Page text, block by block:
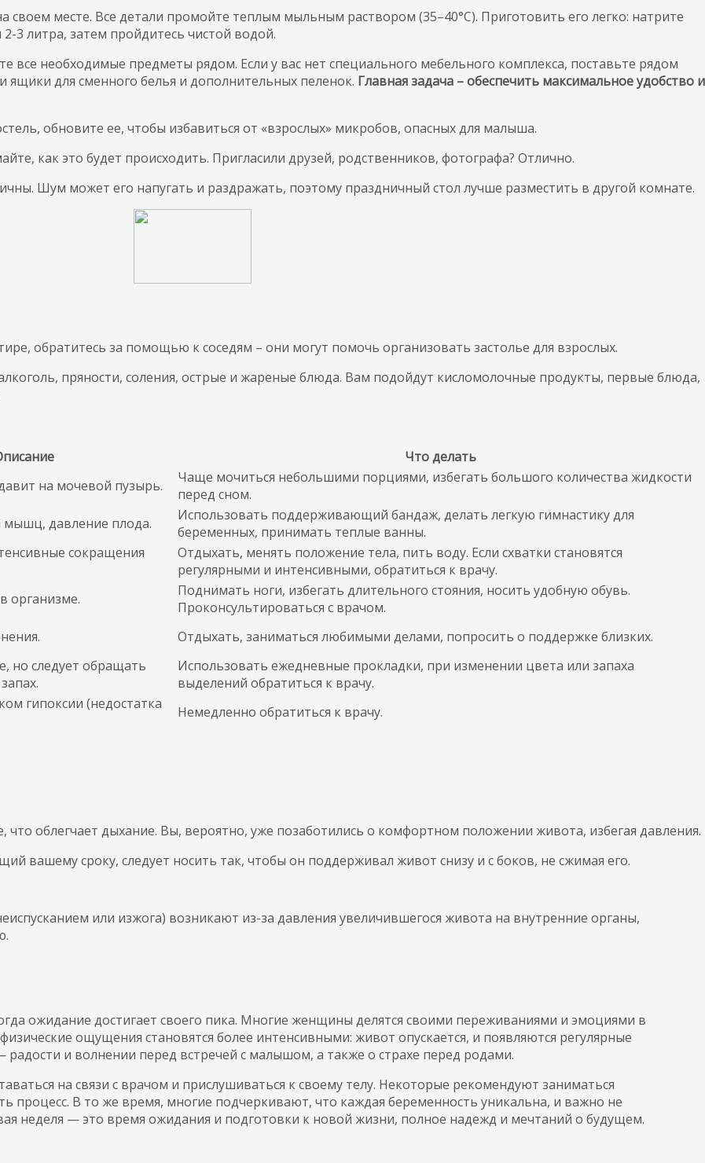
своем месте. Все детали промойте теплым мыльным раствором (35–40°C). Приготовить его легко: натрите
3 литра, затем пройдитесь чистой водой.
все необходимые предметы рядом. Если у вас нет специального мебельного комплекса, поставьте рядом
для сменного белья и дополнительных пеленок. Главная задача – обеспечить максимальное удобство и
обновите ее, чтобы избавиться от «взрослых» микробов, опасных для малыша.
как это будет происходить. Пригласили друзей, родственников, фотографа? Отлично.
Шум может его напугать и раздражать, поэтому праздничный стол лучше разместить в другой комнате.
обратитесь за помощью к соседям – они могут помочь организовать застолье для взрослых.
пряности, соления, острые и жареные блюда. Вам подойдут кисломолочные продукты, первые блюда,
Что делать
на мочевой пузырь.
Чаще мочиться небольшими порциями, избегать большого количества жидкости
перед сном.
мышц, давление плода.
Использовать поддерживающий бандаж, делать легкую гимнастику для
беременных, принимать теплые ванны.
сокращения
Отдыхать, менять положение тела, пить воду. Если схватки становятся
регулярными и интенсивными, обратиться к врачу.
организме.
Поднимать ноги, избегать длительного стояния, носить удобную обувь.
Проконсультироваться с врачом.
Отдыхать, заниматься любимыми делами, попросить о поддержке близких.
но следует обращать
Использовать ежедневные прокладки, при изменении цвета или запаха
выделений обратиться к врачу.
гипоксии (недостатка
Немедленно обратиться к врачу.
что облегчает дыхание. Вы, вероятно, уже позаботились о комфортном положении живота, избегая давления.
вашему сроку, следует носить так, чтобы он поддерживал живот снизу и с боков, не сжимая его.
или изжога) возникают из-за давления увеличившегося живота на внутренние органы,
ожидание достигает своего пика. Многие женщины делятся своими переживаниями и эмоциями в
ощущения становятся более интенсивными: живот опускается, и появляются регулярные
радости и волнении перед встречей с малышом, а также о страхе перед родами.
на связи с врачом и прислушиваться к своему телу. Некоторые рекомендуют заниматься
процесс. В то же время, многие подчеркивают, что каждая беременность уникальна, и важно не
неделя — это время ожидания и подготовки к новой жизни, полное надежд и мечтаний о будущем.